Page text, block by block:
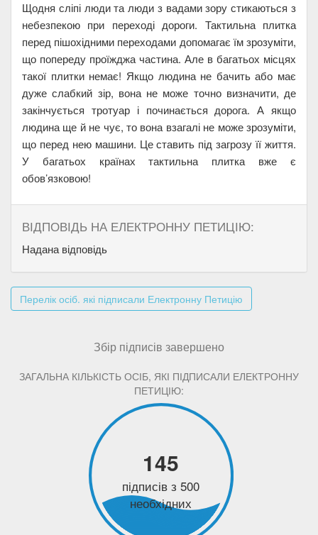
Щодня сліпі люди та люди з вадами зору стикаються з
небезпекою при переході дороги. Тактильна плитка
перед пішохідними переходами допомагає їм зрозуміти,
що попереду проїжджа частина. Але в багатьох місцях
такої плитки немає! Якщо людина не бачить або має
дуже слабкий зір, вона не може точно визначити, де
закінчується тротуар і починається дорога. А якщо
людина ще й не чує, то вона взагалі не може зрозуміти,
що перед нею машини. Це ставить під загрозу її життя.
У багатьох країнах тактильна плитка вже є
обов’язковою!
ВІДПОВІДЬ НА ЕЛЕКТРОННУ ПЕТИЦІЮ:
Надана відповідь
Перелік осіб. які підписали Електронну Петицію
Збір підписів завершено
ЗАГАЛЬНА КІЛЬКІСТЬ ОСІБ, ЯКІ ПІДПИСАЛИ ЕЛЕКТРОННУ
ПЕТИЦІЮ:
145
підписів з 500
необхідних